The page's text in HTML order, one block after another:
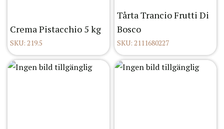
Crema Pistacchio 5 kg
SKU: 219.5
Tårta Trancio Frutti Di
Bosco
SKU: 2111680227